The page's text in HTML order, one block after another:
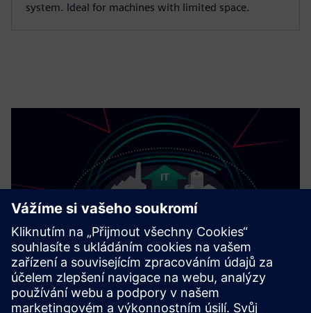
system. Ideal for machines with limited space.
Kybernetická bezpečnost pro průmysl